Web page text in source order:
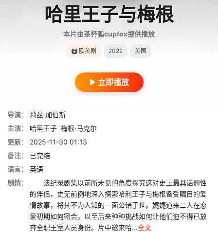
哈里王子与梅根
本片由茶杯狐cupfox提供播放
欧美剧 2022 美国
立即播放
导演：
莉兹·加伯斯
主演：
哈里王子 梅根·马克尔
更新：
2025-11-30 01:13
备注：
已完结
语言：
英语
剧情：
该纪录剧集以前所未见的角度探究这对史上最具话题性
的伴侣，史无前例地深入探索哈利王子与梅根备受瞩目的爱
情故事，将其不为人知的一面公诸于世。娓娓道来二人在恋
爱初期如何密会，以至后来种种挑战如何让他们迫不得已放
弃全职王室人员身份。片中邀来哈...全文